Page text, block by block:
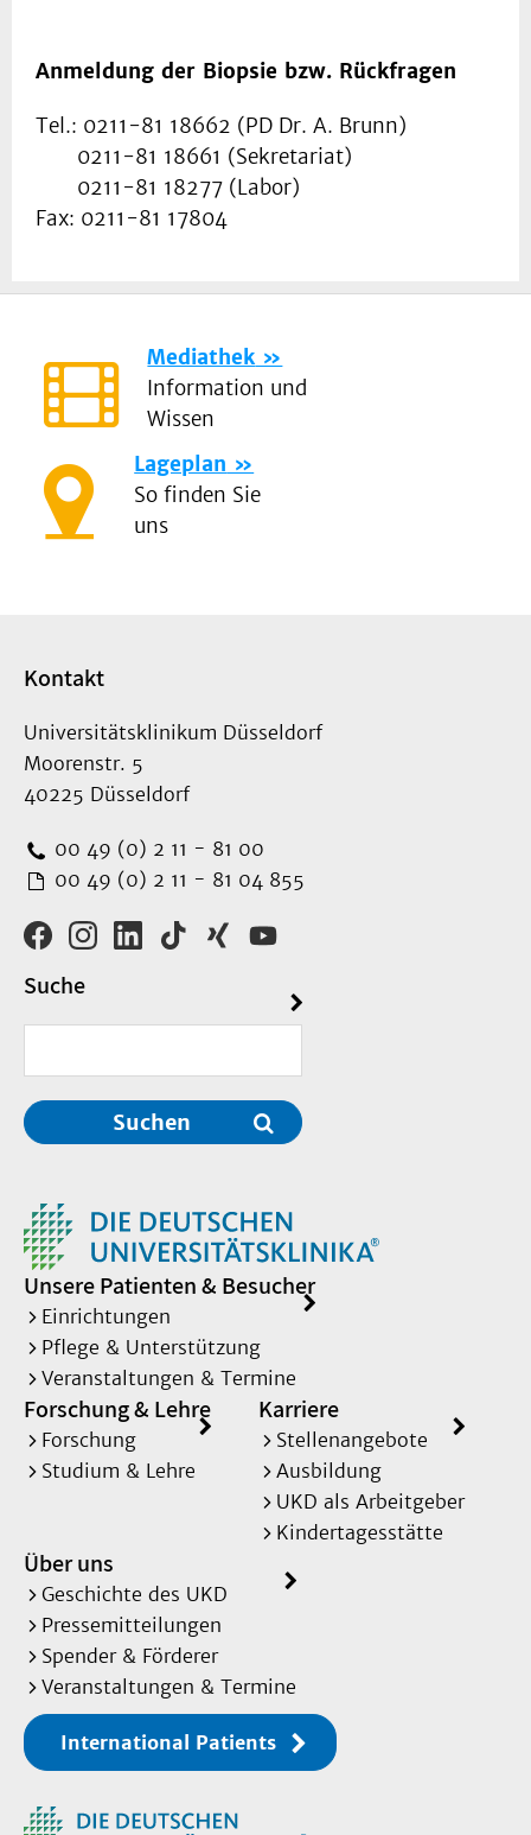
Anmeldung der Biopsie bzw. Rückfragen
Tel.: 0211-81 18662 (PD Dr. A. Brunn)
0211-81 18661 (Sekretariat)
0211-81 18277 (Labor)
Fax: 0211-81 17804
Mediathek
Information und
Wissen
Lageplan
So finden Sie
uns
Kontakt
Universitätsklinikum Düsseldorf
Moorenstr. 5
40225 Düsseldorf
00 49 (0) 2 11 - 81 00
00 49 (0) 2 11 - 81 04 855
Suche
Suchen
Unsere Patienten & Besucher
Einrichtungen
Pflege & Unterstützung
Veranstaltungen & Termine
Forschung & Lehre
Forschung
Studium & Lehre
Karriere
Stellenangebote
Ausbildung
UKD als Arbeitgeber
Kindertagesstätte
Über uns
Geschichte des UKD
Pressemitteilungen
Spender & Förderer
Veranstaltungen & Termine
International Patients